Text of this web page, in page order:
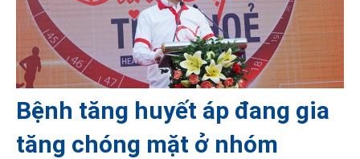
Bệnh tăng huyết áp đang gia
tăng chóng mặt ở nhóm